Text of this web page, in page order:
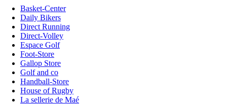
Basket-Center
Daily Bikers
Direct Running
Direct-Volley
Espace Golf
Foot-Store
Gallop Store
Golf and co
Handball-Store
House of Rugby
La sellerie de Maé